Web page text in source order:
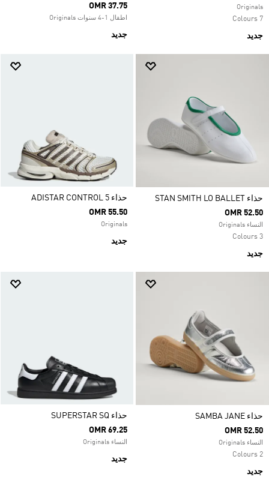
Originals
7 Colours
جديد
OMR 37.75
اطفال 1-4 سنوات Originals
جديد
حذاء STAN SMITH LO BALLET
OMR 52.50
النساء Originals
3 Colours
جديد
حذاء ADISTAR CONTROL 5
OMR 55.50
Originals
جديد
حذاء SAMBA JANE
OMR 52.50
النساء Originals
2 Colours
جديد
حذاء SUPERSTAR SQ
OMR 69.25
النساء Originals
جديد